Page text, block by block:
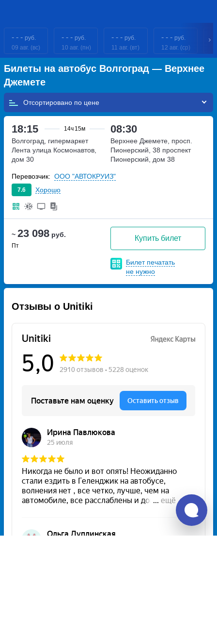
- - - руб.
09 авг. (вс)
- - - руб.
10 авг. (пн)
- - - руб.
11 авг. (вт)
- - - руб.
12 авг. (ср)
Билеты на автобус Волгоград — Верхнее
Джемете
Отсортировано по
18:15 14ч 15м 08:30
~ 23 098 руб.
Пт
Купить билет
Билет печатать
не нужно
Волгоград, гипермаркет
Лента улица Космонавтов,
дом 30
Верхнее Джемете, просп.
Пионерский, 38 проспект
Пионерский, дом 38
7.6 Хорошо
Перевозчик: ООО "АВТОКРУИЗ"
Отзывы о Unitiki